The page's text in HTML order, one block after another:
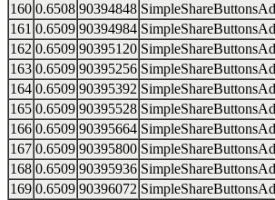
160 0.6508 90394848
161 0.6509 90394984
162 0.6509 90395120
163 0.6509 90395256
164 0.6509 90395392
165 0.6509 90395528
166 0.6509 90395664
167 0.6509 90395800
168 0.6509 90395936
169 0.6509 90396072